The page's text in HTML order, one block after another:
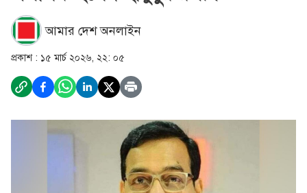
আমার দেশ অনলাইন
প্রকাশ : ১৫ মার্চ ২০২৬, ২২: ০৫